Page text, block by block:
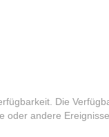
Die
oder andere